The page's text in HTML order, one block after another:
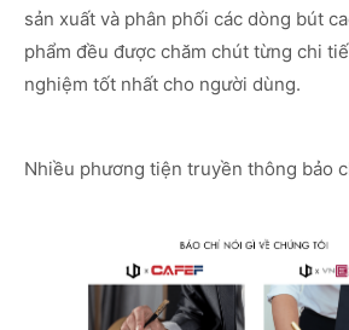
sản xuất và phân phối các dòng bút
phẩm đều được chăm chút từng chi
nghiệm tốt nhất cho người dùng.
Nhiều phương tiện truyền thông bảo